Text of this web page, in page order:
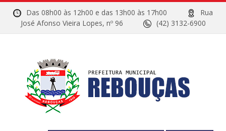
Das 08h00 às 12h00 e das 13h00 às 17h00
Rua
José Afonso Vieira Lopes, nº 96
(42) 3132-6900